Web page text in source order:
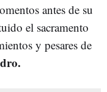
antes de su
el sacramento
y pesares de